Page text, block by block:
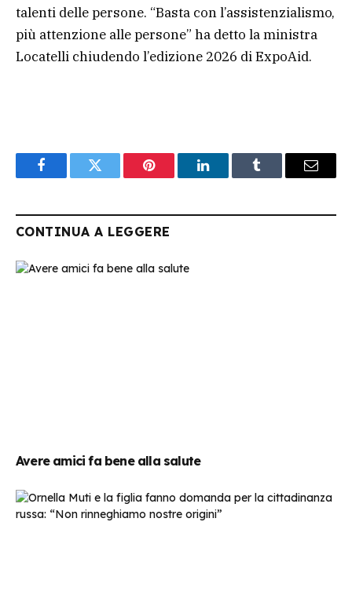
talenti delle persone. “Basta con l’assistenzialismo,
più attenzione alle persone” ha detto la ministra
Locatelli chiudendo l’edizione 2026 di ExpoAid.
FacebookTwitter Pinterest LinkedInTumblr Email
CONTINUA A LEGGERE
Avere amici fa bene alla salute